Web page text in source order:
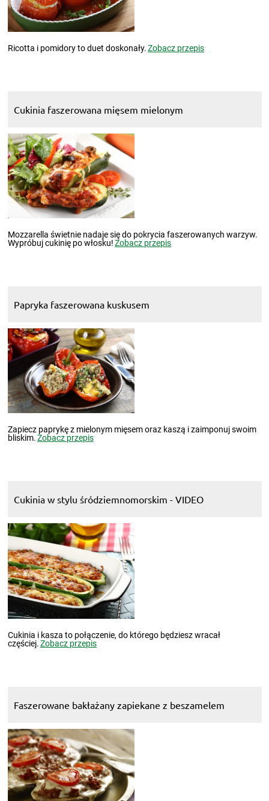
Ricotta i pomidory to duet doskonały.Zobacz przepis
Cukinia faszerowana mięsem mielonym
Mozzarella świetnie nadaje się do pokrycia faszerowanych warzyw.
Wypróbuj cukinię po włosku!Zobacz przepis
Papryka faszerowana kuskusem
Zapiecz paprykę z mielonym mięsem oraz kaszą i zaimponuj swoim
bliskim.Zobacz przepis
Cukinia w stylu śródziemnomorskim - VIDEO
Cukinia i kasza to połączenie, do którego będziesz wracał
częściej.Zobacz przepis
Faszerowane bakłażany zapiekane z beszamelem